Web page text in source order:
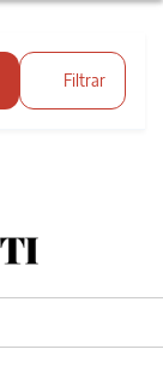
Filtrar